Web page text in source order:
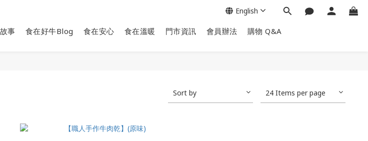
事 食在好牛Blog 食在安心 食在溫暖 門市資訊 會員辦法 購物 Q&A
English
Sort by 24 Items per page